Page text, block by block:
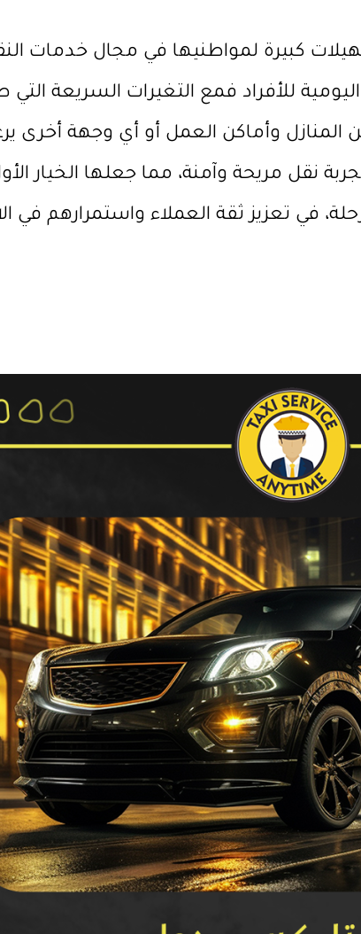
كبيرة لمواطنيها في مجال خدمات
للأفراد فمع التغيرات السريعة
وأماكن العمل أو أي وجهة
نقل مريحة وآمنة، مما جعلها الخيار
في تعزيز ثقة العملاء واستمرارهم في